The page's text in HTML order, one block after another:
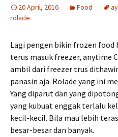
20 April, 2016 Food
rolade
Lagi pengen bikin frozen
terus masuk freezer, anytime
ambil dari freezer trus
panasin aja. Rolade yang ini
Yang diparut dan yang
yang kubuat enggak terlalu
kecil-kecil. Bila mau lebih
besar-besar dan banyak.